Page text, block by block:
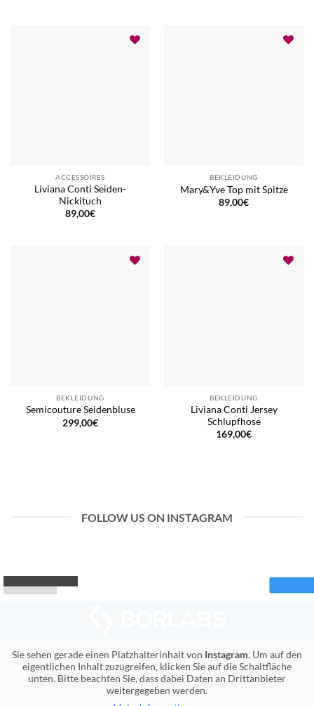
ACCESSOIRES
Liviana Conti Seiden-
Nickituch
89,00€
BEKLEIDUNG
Mary&Yve Top mit Spitze
89,00€
BEKLEIDUNG
Semicouture Seidenbluse
299,00€
BEKLEIDUNG
Liviana Conti Jersey
Schlupfhose
169,00€
FOLLOW US ON INSTAGRAM
Sie sehen gerade einen Platzhalterinhalt von Instagram. Um auf den
eigentlichen Inhalt zuzugreifen, klicken Sie auf die Schaltfläche
unten. Bitte beachten Sie, dass dabei Daten an Drittanbieter
weitergegeben werden.